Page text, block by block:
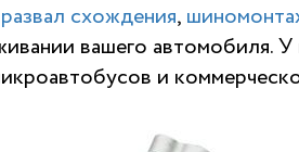
схождения,
вашего
и